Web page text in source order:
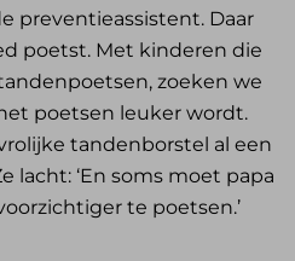
preventieassistent. Daar
poetst. Met kinderen die
zoeken we
poetsen leuker wordt.
tandenborstel al een
lacht: ‘En soms moet papa
te poetsen.’